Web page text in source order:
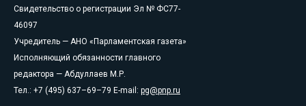
Свидетельство о регистрации Эл № ФС77-
46097
Учредитель — АНО «Парламентская газета»
Исполняющий обязанности главного
редактора — Абдуллаев М.Р.
Тел.: +7 (495) 637–69–79 E-mail: pg@pnp.ru